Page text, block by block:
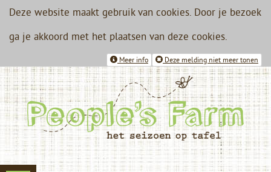
Deze website maakt gebruik van cookies. Door je bezoek
ga je akkoord met het plaatsen van deze cookies.
Deze melding niet meer tonen
Meer info